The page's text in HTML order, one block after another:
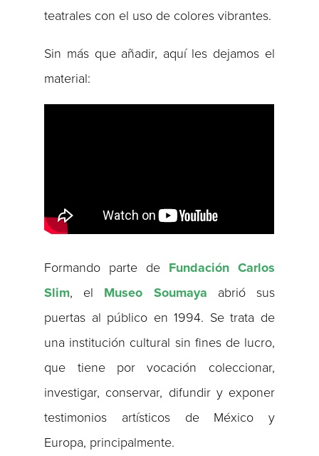
teatrales con el uso de colores vibrantes.
Sin más que añadir, aquí les dejamos el
material:
Formando parte de Fundación Carlos
Slim, el Museo Soumaya abrió sus
puertas al público en 1994. Se trata de
una institución cultural sin fines de lucro,
que tiene por vocación coleccionar,
investigar, conservar, difundir y exponer
testimonios artísticos de México y
Europa, principalmente.